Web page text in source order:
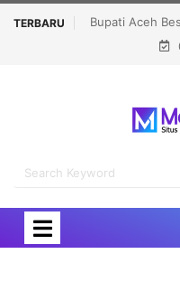
TERBARU
Bakar Jadi
Lomba dan